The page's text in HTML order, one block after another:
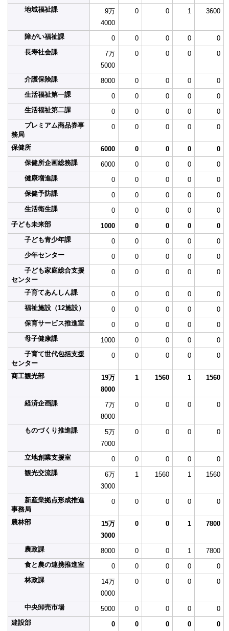
地域福祉課
9万
4000
0 0 1 3600
障がい福祉課 0 0 0 0
0
長寿社会課
7万
5000
0 0 0 0
介護保険課 8000 0 0 0
0
生活福祉第一課
0 0 0 0
0
生活福祉第二課
0 0 0 0
0
プレミアム商品券事
務局
0 0 0 0 0
保健所 6000 0 0 0
0
保健所企画総務課
6000 0 0 0
0
健康増進課
0 0 0 0
0
保健予防課
0 0 0 0
0
生活衛生課
0 0 0 0
0
子ども未来部
1000 0 0 0
0
子ども青少年課
0 0 0 0
0
少年センター
0 0 0 0
0
子ども家庭総合支援
センター
0 0 0 0 0
子育てあんしん課 0 0 0 0
0
福祉施設（12施設）
0 0 0 0
0
保育サービス推進室
0 0 0 0
0
母子健康課
1000 0 0 0
0
子育て世代包括支援
センター
0 0 0 0 0
商工観光部
19万
8000
1 1560 1 1560
経済企画課
7万
8000
0 0 0 0
ものづくり推進課
5万
7000
0 0 0 0
立地創業支援室 0 0 0 0
0
観光交流課
6万
3000
1 1560 1 1560
新産業拠点形成推進
事務局
0 0 0 0 0
農林部
15万
3000
0 0 1 7800
農政課 8000 0 0 1
7800
食と農の連携推進室
0 0 0 0
0
林政課
14万
0000
0 0 0 0
中央卸売市場 5000 0 0 0
0
建設部
0 0 0 0 0